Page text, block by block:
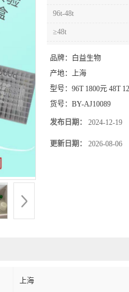
96t-48t
≥48t
品牌：
白益生物
产地： 上海
型号： 96T 1800元 48T
货号： BY-AJ10089
发布日期： 2024-12-19
更新日期： 2026-08-06
上海